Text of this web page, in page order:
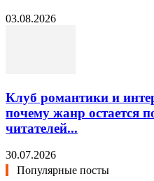
03.08.2026
Клуб романтики и
почему жанр остается
читателей...
30.07.2026
Популярные посты